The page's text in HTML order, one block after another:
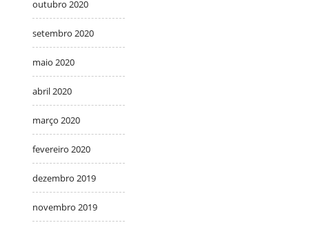
outubro 2020
setembro 2020
maio 2020
abril 2020
março 2020
fevereiro 2020
dezembro 2019
novembro 2019